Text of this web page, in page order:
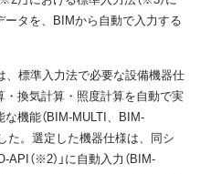
タを、BIMから自動で入力する
標準入力法で必要な設備機器仕
換気計算・照度計算を自動で実
機能（BIM-MULTI、BIM-
た。選定した機器仕様は、同シ
（※2）」に自動入力（BIM-